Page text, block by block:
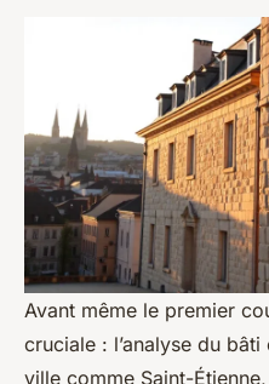
Avant même le premier
cruciale : l’analyse du
ville comme Saint-